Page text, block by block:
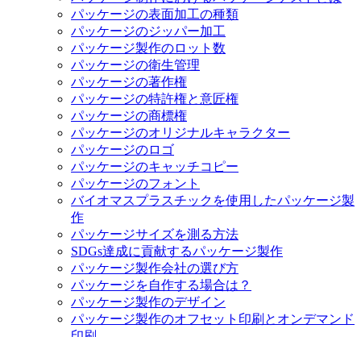
パッケージの表面加工の種類
パッケージのジッパー加工
パッケージ製作のロット数
パッケージの衛生管理
パッケージの著作権
パッケージの特許権と意匠権
パッケージの商標権
パッケージのオリジナルキャラクター
パッケージのロゴ
パッケージのキャッチコピー
パッケージのフォント
バイオマスプラスチックを使用したパッケージ製
作
パッケージサイズを測る方法
SDGs達成に貢献するパッケージ製作
パッケージ製作会社の選び方
パッケージを自作する場合は？
パッケージ製作のデザイン
パッケージ製作のオフセット印刷とオンデマンド